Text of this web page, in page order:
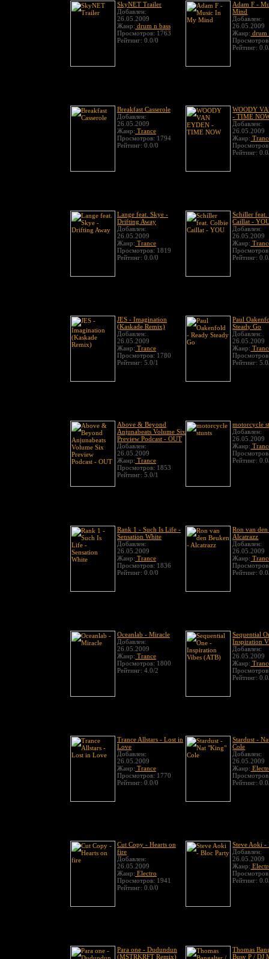
SkyNET Trailer
Добавлен:
26.05.2009
Жанр: drum n bass
Просмотров: 1763
Рейтинг: 0.0/0
Adam F -
Mind
Добавлен:
26.05.2009
Жанр: drum
Рейтинг:
Breakfast Casserole
Добавлен:
26.05.2009
Жанр: Trance
Просмотров: 1794
Рейтинг: 0.0/0
WOODY
- TIME
Добавлен:
26.05.2009
Жанр:
Рейтинг:
Lange feat. Skye -
Drifting Away
Добавлен:
26.05.2009
Жанр: Trance
Просмотров: 1819
Рейтинг: 0.0/0
Schiller feat.
Caillat -
Добавлен:
26.05.2009
Жанр:
Рейтинг:
JES - Imagination
(Kaskade Remix)
Добавлен:
26.05.2009
Жанр: Trance
Просмотров: 1780
Рейтинг: 5.0/1
Paul
Steady Go
Добавлен:
26.05.2009
Жанр:
Рейтинг:
Above & Beyond
Anjunabeats Volume Six
Preview Podcast - OUT
Добавлен:
26.05.2009
Жанр: Trance
Просмотров: 1853
Рейтинг: 5.0/1
motorcycle
Добавлен:
26.05.2009
Жанр:
Рейтинг:
Rank 1 - Such Is Life -
Sensation White
Добавлен:
26.05.2009
Жанр: Trance
Просмотров: 1836
Рейтинг: 0.0/0
Ron van
Alcatrazz
Добавлен:
26.05.2009
Жанр:
Рейтинг:
Oceanlab - Miracle
Добавлен:
26.05.2009
Жанр: Trance
Просмотров: 1800
Рейтинг: 4.0/2
Sequential
Inspiration
Добавлен:
26.05.2009
Жанр:
Рейтинг:
Trance Allstars - Lost in
Love
Добавлен:
26.05.2009
Жанр: Trance
Просмотров: 1770
Рейтинг: 0.0/0
Stardust -
Cole
Добавлен:
26.05.2009
Жанр:
Рейтинг:
Cut Copy - Hearts on
fire
Добавлен:
26.05.2009
Жанр: Electro
Просмотров: 1941
Рейтинг: 0.0/0
Steve Aoki -
Добавлен:
26.05.2009
Жанр:
Рейтинг:
Para one - Dudundun
(MSTRKRFT Remix)
Thomas
Busy P / DJ